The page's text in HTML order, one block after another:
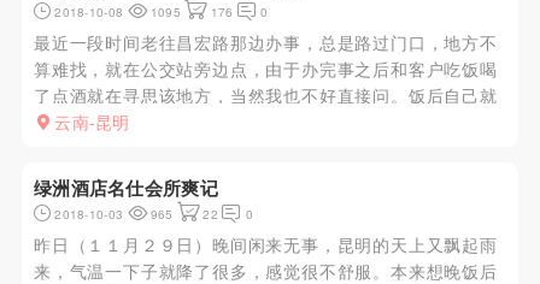
2018-10-08 1095 176 0
最近一段时间老往昌宏路那边办事，总是路过门口，地方不
算难找，就在公交站旁边点，由于办完事之后和客户吃饭喝
了点酒就在寻思该地方，当然我也不好直接问。饭后自己就
悄悄摸了过去，门口各种盘问，最后磨了好一会才最终让
床，还不错，过程就不多说...
云南-昆明
绿洲酒店名仕会所爽记
2018-10-03 965 22 0
昨日（１１月２９日）晚间闲来无事，昆明的天上又飘起雨
来，气温一下子就降了很多，感觉很不舒服。本来想晚饭后